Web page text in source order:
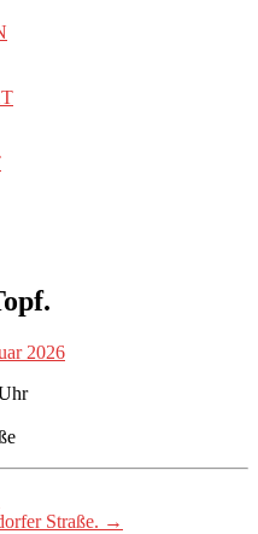
2026
Straße. →